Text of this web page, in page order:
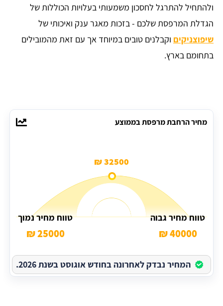
ולהתחיל להתרגל לחסכון משמעותי בעלויות הכוללות של
הגדלת המרפסת שלכם - בזכות מאגר ענק ואיכותי של
שיפוצניקים וקבלנים טובים במיוחד אך עם זאת מהמובילים
בתחומם בארץ.
מחיר הרחבת מרפסת בממוצע
32500 ₪
טווח מחיר גבוה
40000 ₪
טווח מחיר נמוך
25000 ₪
המחיר נבדק לאחרונה בחודש אוגוסט בשנת 2026.